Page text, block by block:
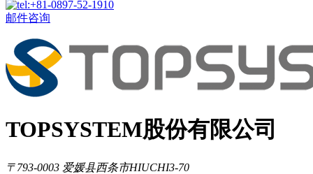
邮件咨询
TOPSYSTEM股份有限公司
〒793-0003 爱媛县西条市HIUCHI3-70